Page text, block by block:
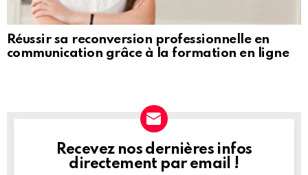
Réussir sa reconversion professionnelle en
communication grâce à la formation en ligne
NEWSLETTER
Recevez nos dernières infos
directement par email !